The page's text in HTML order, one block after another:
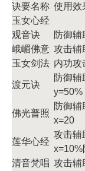
诀要名称 使用效
玉女心经
观音诀
防御
峨嵋佛意 攻击辅
玉女剑法 内功攻
渡元诀
防御辅
y=50%
佛光普照
防御
x=20
莲华心经
攻击辅
x=10%
清音梵唱 攻击辅